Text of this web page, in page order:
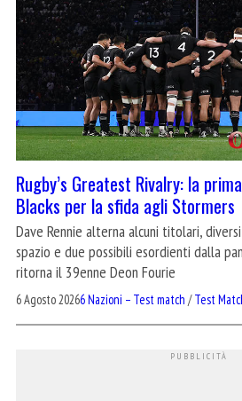
Rugby’s Greatest Rivalry: la
Blacks per la sfida agli Stormers
Dave Rennie alterna alcuni titolari,
spazio e due possibili esordienti dalla
ritorna il 39enne Deon Fourie
6 Agosto 20266 Nazioni – Test match /Test